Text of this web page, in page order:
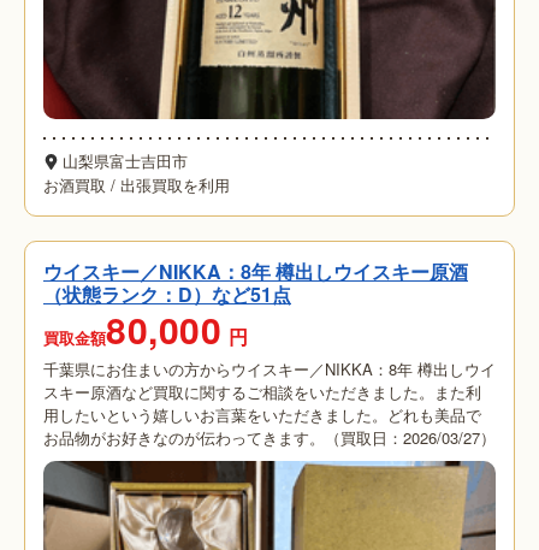
山梨県富士吉田市
お酒買取 / 出張買取を利用
ウイスキー／NIKKA：8年 樽出しウイスキー原酒
（状態ランク：D）など51点
買取金額80,000 円
千葉県にお住まいの方からウイスキー／NIKKA：8年 樽出しウイ
スキー原酒など買取に関するご相談をいただきました。また利
用したいという嬉しいお言葉をいただきました。どれも美品で
お品物がお好きなのが伝わってきます。（買取日：2026/03/27）